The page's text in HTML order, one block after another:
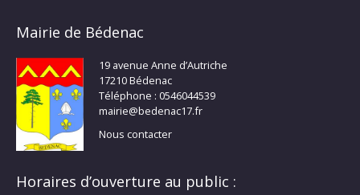
Mairie de Bédenac
19 avenue Anne d’Autriche
17210 Bédenac
Téléphone : 0546044539
mairie@bedenac17.fr
Nous contacter
Horaires d’ouverture au public :